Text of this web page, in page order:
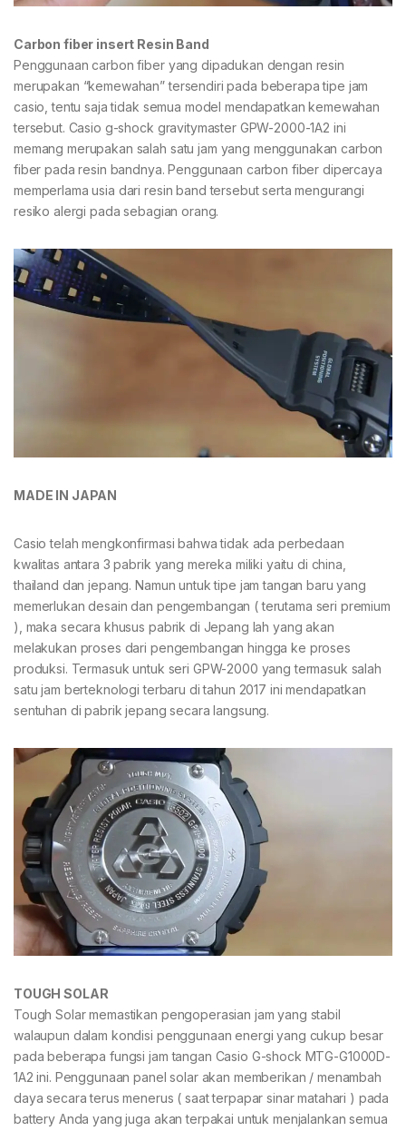
Carbon fiber insert Resin Band
Penggunaan carbon fiber yang dipadukan dengan resin
merupakan “kemewahan” tersendiri pada beberapa tipe jam
casio, tentu saja tidak semua model mendapatkan kemewahan
tersebut. Casio g-shock gravitymaster GPW-2000-1A2 ini
memang merupakan salah satu jam yang menggunakan carbon
fiber pada resin bandnya. Penggunaan carbon fiber dipercaya
memperlama usia dari resin band tersebut serta mengurangi
resiko alergi pada sebagian orang.
MADE IN JAPAN
Casio telah mengkonfirmasi bahwa tidak ada perbedaan
kwalitas antara 3 pabrik yang mereka miliki yaitu di china,
thailand dan jepang. Namun untuk tipe jam tangan baru yang
memerlukan desain dan pengembangan ( terutama seri premium
), maka secara khusus pabrik di Jepang lah yang akan
melakukan proses dari pengembangan hingga ke proses
produksi. Termasuk untuk seri GPW-2000 yang termasuk salah
satu jam berteknologi terbaru di tahun 2017 ini mendapatkan
sentuhan di pabrik jepang secara langsung.
TOUGH SOLAR
Tough Solar memastikan pengoperasian jam yang stabil
walaupun dalam kondisi penggunaan energi yang cukup besar
pada beberapa fungsi jam tangan Casio G-shock MTG-G1000D-
1A2 ini. Penggunaan panel solar akan memberikan / menambah
daya secara terus menerus ( saat terpapar sinar matahari ) pada
battery Anda yang juga akan terpakai untuk menjalankan semua